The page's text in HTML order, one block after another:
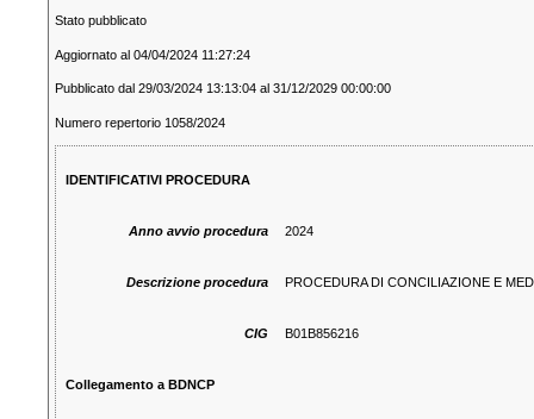
Stato pubblicato
Aggiornato al 04/04/2024 11:27:24
Pubblicato dal 29/03/2024 13:13:04 al 31/12/2029 00:00:00
Numero repertorio 1058/2024
IDENTIFICATIVI PROCEDURA
Anno avvio procedura 2024
Descrizione procedura PROCEDURA DI CONCILIAZIONE E
CIG B01B856216
Collegamento a BDNCP